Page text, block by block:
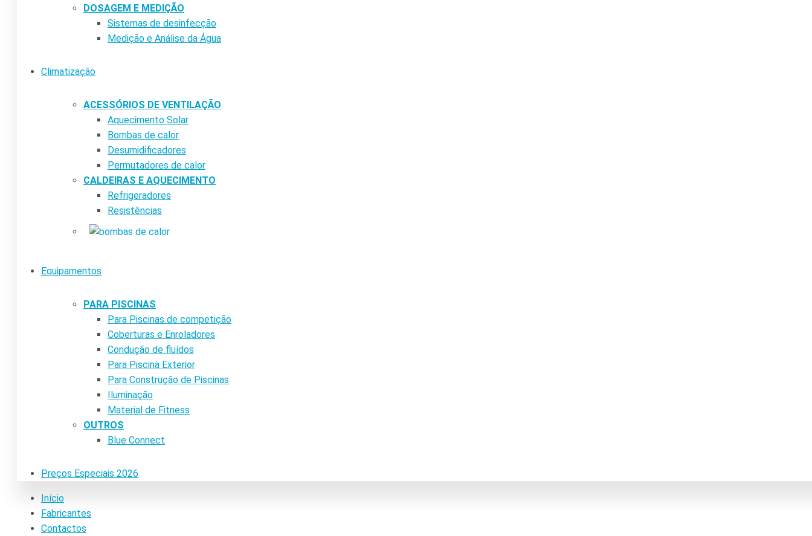
DOSAGEM E MEDIÇÃO
Sistemas de desinfecção
Medição e Análise da Água
Climatização
ACESSÓRIOS DE VENTILAÇÃO
Aquecimento Solar
Bombas de calor
Desumidificadores
Permutadores de calor
CALDEIRAS E AQUECIMENTO
Refrigeradores
Resistências
Equipamentos
PARA PISCINAS
Para Piscinas de competição
Coberturas e Enroladores
Condução de fluídos
Para Piscina Exterior
Para Construção de Piscinas
Iluminação
Material de Fitness
OUTROS
Blue Connect
Preços Especiais 2026
Início
Fabricantes
Contactos